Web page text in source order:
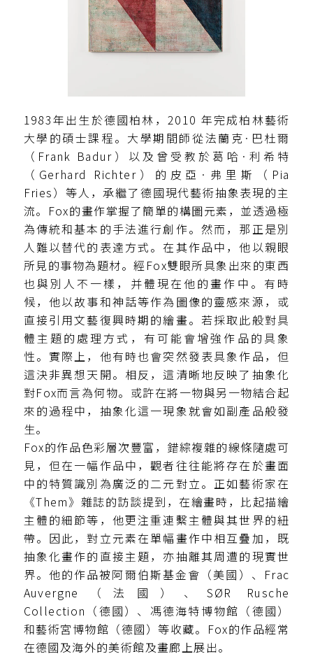
1983年出生於德國柏林，2010 年完成柏林藝術
大學的碩士課程。大學期間師從法蘭克·巴杜爾
（Frank Badur）以及曾受教於葛哈·利希特
（Gerhard Richter）的皮亞·弗里斯（Pia
Fries）等人，承繼了德國現代藝術抽象表現的主
流。Fox的畫作掌握了簡單的構圖元素，並透過極
為傳統和基本的手法進行創作。然而，那正是別
人難以替代的表達方式。在其作品中，他以親眼
所見的事物為題材。經Fox雙眼所具象出來的東西
也與別人不一樣，并體現在他的畫作中。有時
候，他以故事和神話等作為圖像的靈感來源，或
直接引用文藝復興時期的繪畫。若採取此般對具
體主題的處理方式，有可能會增強作品的具象
性。實際上，他有時也會突然發表具象作品，但
這決非異想天開。相反，這清晰地反映了抽象化
對Fox而言為何物。或許在將一物與另一物結合起
來的過程中，抽象化這一現象就會如副產品般發
生。
Fox的作品色彩層次豐富，錯綜複雜的線條隨處可
見，但在一幅作品中，觀者往往能將存在於畫面
中的特質識別為廣泛的二元對立。正如藝術家在
《Them》雜誌的訪談提到，在繪畫時，比起描繪
主體的細節等，他更注重連繫主體與其世界的紐
帶。因此，對立元素在單幅畫作中相互疊加，既
抽象化畫作的直接主題，亦抽離其周遭的現實世
界。他的作品被阿爾伯斯基金會（美國）、Frac
Auvergne（法國）、SØR Rusche
Collection（德國）、馮德海特博物館（德國）
和藝術宮博物館（德國）等收藏。Fox的作品經常
在德國及海外的美術館及畫廊上展出。